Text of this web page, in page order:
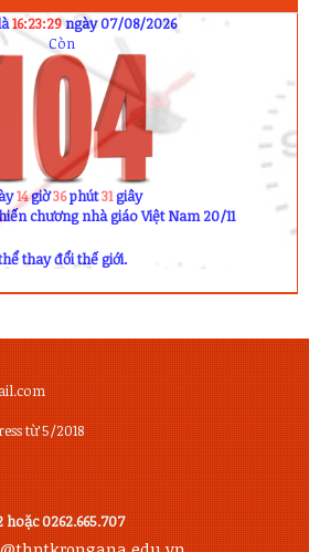
16:23:29ngày 07/08/2026
Còn
14giờ36phút31giây
chương nhà giáo Việt Nam 20/11
thay đổi thế giới.
từ 5/2018
hoặc 0262.665.707